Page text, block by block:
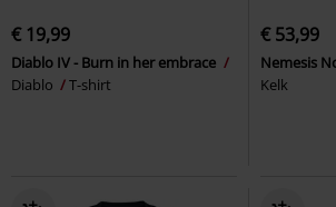
€ 19,99
Diablo IV - Burn in her embrace
Diablo
T-shirt
€ 53,99
Nemesis
Kelk